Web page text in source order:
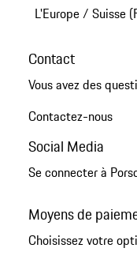
L'Europe/ Suisse
Contact
Vous avez des
Contactez-nous
Social Media
Se connecter à
Moyens de
Choisissez votre